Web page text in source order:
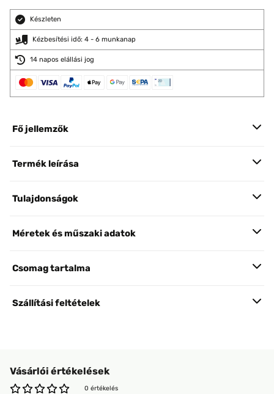
Készleten
Kézbesítési idő: 4 - 6 munkanap
14 napos elállási jog
Fő jellemzők
Termék leírása
Tulajdonságok
Méretek és műszaki adatok
Csomag tartalma
Szállítási feltételek
Vásárlói értékelések
0 értékelés